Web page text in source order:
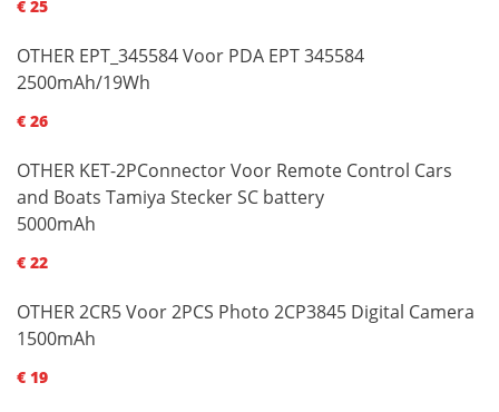
€ 25
OTHER EPT_345584 Voor PDA EPT 345584
2500mAh/19Wh
€ 26
OTHER KET-2PConnector Voor Remote Control Cars
and Boats Tamiya Stecker SC battery
5000mAh
€ 22
OTHER 2CR5 Voor 2PCS Photo 2CP3845 Digital Camera
1500mAh
€ 19